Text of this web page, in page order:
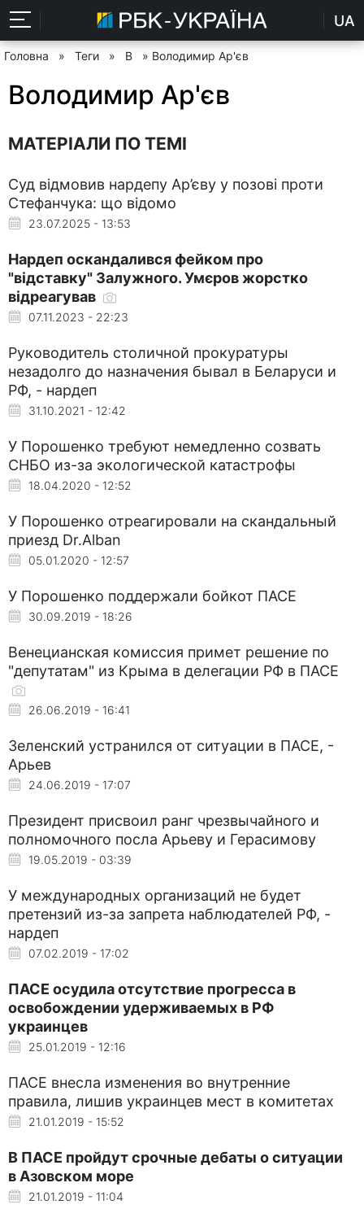
UA
Головна » Теги » В » Володимир Ар'єв
Володимир Ар'єв
МАТЕРІАЛИ ПО ТЕМІ
Суд відмовив нардепу Ар’єву у позові проти
Стефанчука: що відомо
23.07.2025 - 13:53
Нардеп оскандалився фейком про
"відставку" Залужного. Умєров жорстко
відреагував
07.11.2023 - 22:23
Руководитель столичной прокуратуры
незадолго до назначения бывал в Беларуси и
РФ, - нардеп
31.10.2021 - 12:42
У Порошенко требуют немедленно созвать
СНБО из-за экологической катастрофы
18.04.2020 - 12:52
У Порошенко отреагировали на скандальный
приезд Dr.Alban
05.01.2020 - 12:57
У Порошенко поддержали бойкот ПАСЕ
30.09.2019 - 18:26
Венецианская комиссия примет решение по
"депутатам" из Крыма в делегации РФ в ПАСЕ
26.06.2019 - 16:41
Зеленский устранился от ситуации в ПАСЕ, -
Арьев
24.06.2019 - 17:07
Президент присвоил ранг чрезвычайного и
полномочного посла Арьеву и Герасимову
19.05.2019 - 03:39
У международных организаций не будет
претензий из-за запрета наблюдателей РФ, -
нардеп
07.02.2019 - 17:02
ПАСЕ осудила отсутствие прогресса в
освобождении удерживаемых в РФ
украинцев
25.01.2019 - 12:16
ПАСЕ внесла изменения во внутренние
правила, лишив украинцев мест в комитетах
21.01.2019 - 15:52
В ПАСЕ пройдут срочные дебаты о ситуации
в Азовском море
21.01.2019 - 11:04